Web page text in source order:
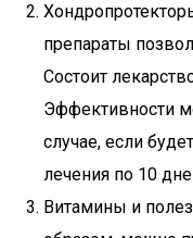
препараты
Состоит
Эффективности
случае, если
лечения по 10
Витамины и